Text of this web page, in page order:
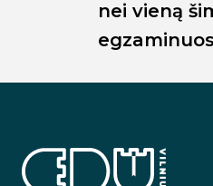
nei vieną šimtuką
egzaminuose